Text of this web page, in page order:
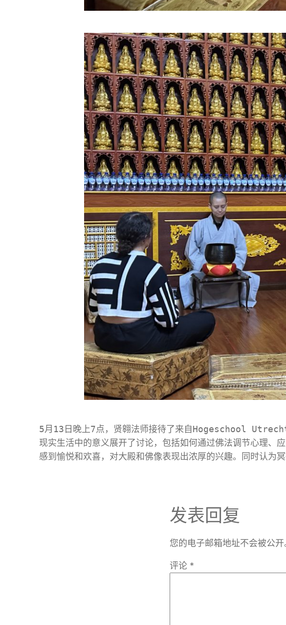
5月13日晚上7点，贤翱法师接待了来自Hogeschool Utrecht
现实生活中的意义展开了讨论，包括如何通过佛法调节心理、
感到愉悦和欢喜，对大殿和佛像表现出浓厚的兴趣。同时认为
发表回复
您的电子邮箱地址不会被公开
评论 *